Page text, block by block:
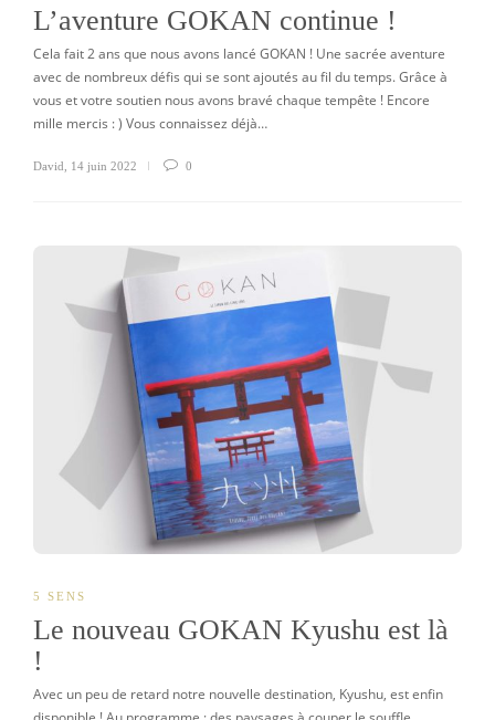
L’aventure GOKAN continue !
Cela fait 2 ans que nous avons lancé GOKAN ! Une sacrée aventure
avec de nombreux défis qui se sont ajoutés au fil du temps. Grâce à
vous et votre soutien nous avons bravé chaque tempête ! Encore
mille mercis : ) Vous connaissez déjà…
David 14 juin 2022 0
5 SENS
Le nouveau GOKAN Kyushu est là
!
Avec un peu de retard notre nouvelle destination, Kyushu, est enfin